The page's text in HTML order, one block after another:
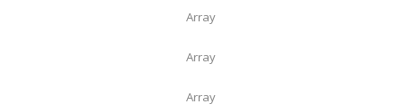
Array
Array
Array